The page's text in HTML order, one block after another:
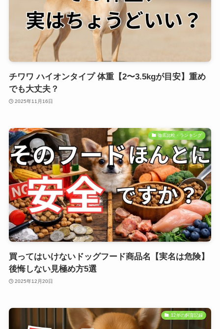
チワワ ハイオンタイプ 体重【2〜3.5kgが目安】重め
でも大丈夫？
2025年11月16日
徹底比較・ランキング
買ってはいけないドッグフード商品名【実名は危険】
後悔しない見極め方5選
2025年12月20日
12年の飼育記録